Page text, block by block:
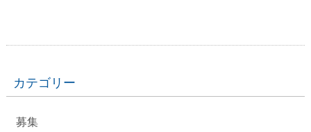
カテゴリー
募集